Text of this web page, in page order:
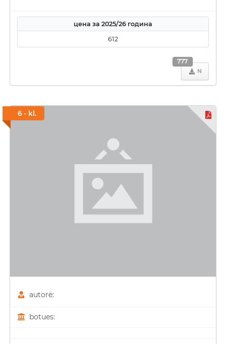
цена за 2025/26 година
612
N
777
6 - kl.
autorë:
botues: